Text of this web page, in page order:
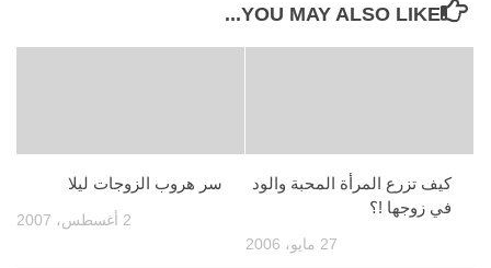
YOU MAY ALSO LIKE...
سر هروب الزوجات ليلا
2 أغسطس، 2007
كيف تزرع المرأة المحبة والود
في زوجها !؟
27 مايو، 2006